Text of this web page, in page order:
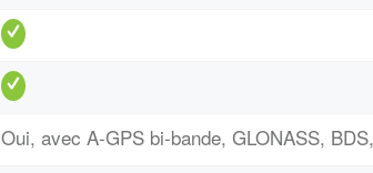
Oui, avec A-GPS bi-bande, GLONASS,